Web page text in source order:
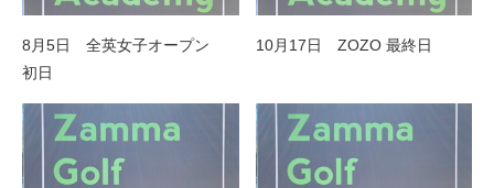
8月5日 全英女子オープン
初日
10月17日 ZOZO 最終日